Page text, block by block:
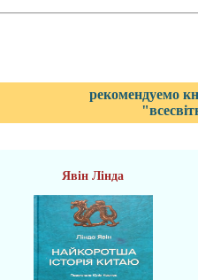
рекомендуемо
Явін Лінда